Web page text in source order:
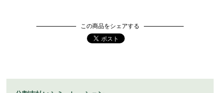
この商品をシェアする